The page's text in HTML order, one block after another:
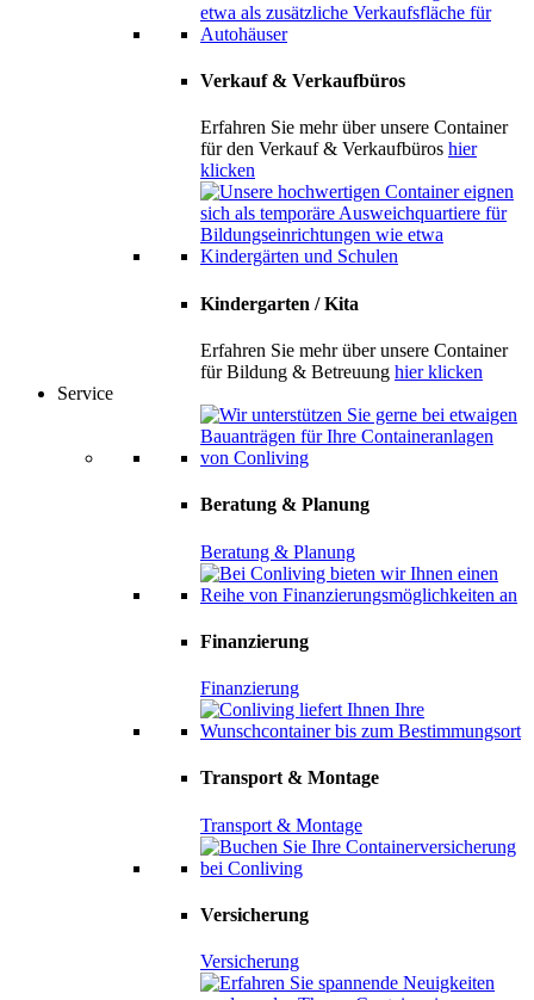
Verkauf & Verkaufbüros
Erfahren Sie mehr über unsere Container
für den Verkauf & Verkaufbüros hier
klicken
Kindergarten / Kita
Erfahren Sie mehr über unsere Container
für Bildung & Betreuung hier klicken
Service
Beratung & Planung
Beratung & Planung
Finanzierung
Finanzierung
Transport & Montage
Transport & Montage
Versicherung
Versicherung